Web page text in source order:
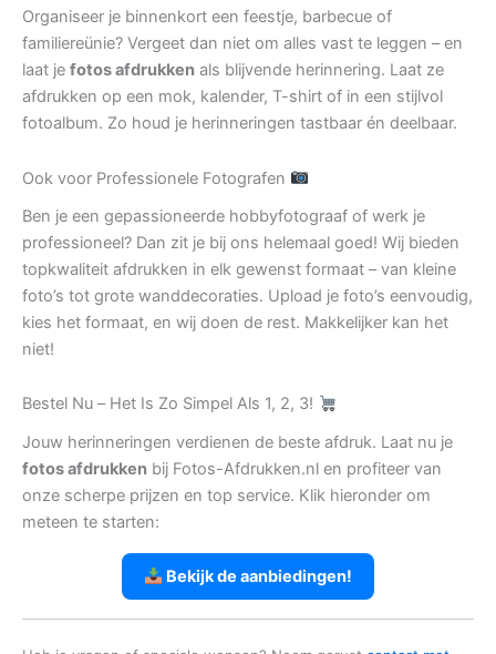
Organiseer je binnenkort een feestje, barbecue of
familiereünie? Vergeet dan niet om alles vast te leggen – en
laat je fotos afdrukken als blijvende herinnering. Laat ze
afdrukken op een mok, kalender, T-shirt of in een stijlvol
fotoalbum. Zo houd je herinneringen tastbaar én deelbaar.
Ook voor Professionele Fotografen
Ben je een gepassioneerde hobbyfotograaf of werk je
professioneel? Dan zit je bij ons helemaal goed! Wij bieden
topkwaliteit afdrukken in elk gewenst formaat – van kleine
foto’s tot grote wanddecoraties. Upload je foto’s eenvoudig,
kies het formaat, en wij doen de rest. Makkelijker kan het
niet!
Bestel Nu – Het Is Zo Simpel Als 1, 2, 3!
Jouw herinneringen verdienen de beste afdruk. Laat nu je
fotos afdrukken bij Fotos-Afdrukken.nl en profiteer van
onze scherpe prijzen en top service. Klik hieronder om
meteen te starten:
Bekijk de aanbiedingen!